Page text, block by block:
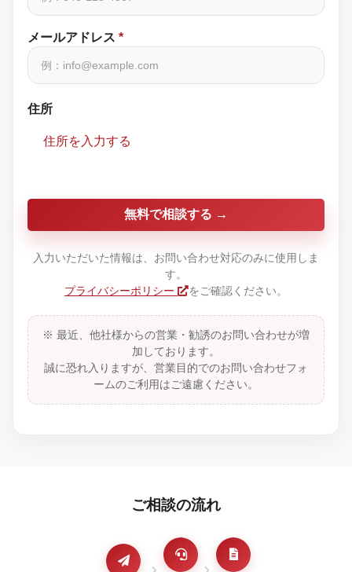
メールアドレス *
住所
住所を入力する
無料で相談する
入力いただいた情報は、お問い合わせ対応のみに使用しま
す。
プライバシーポリシー
をご確認ください。
※ 最近、他社様からの営業・勧誘のお問い合わせが増
加しております。
誠に恐れ入りますが、営業目的でのお問い合わせフォ
ームのご利用はご遠慮ください。
ご相談の流れ